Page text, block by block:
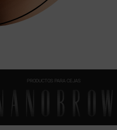
PRODUCTOS PARA CEJAS